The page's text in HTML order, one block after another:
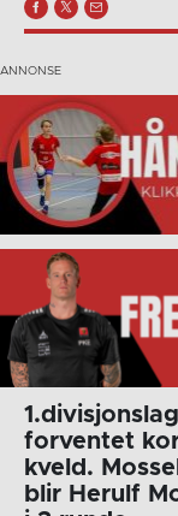
forventet
kveld.
blir Herulf